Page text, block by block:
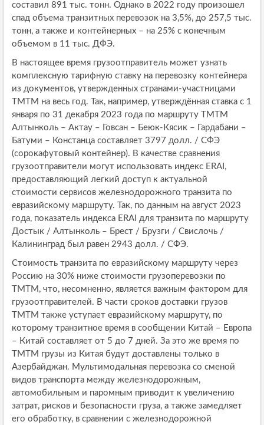
составил 891 тыс. тонн. Однако в 2022 году произошел
спад объема транзитных перевозок на 3,5%, до 257,5 тыс.
тонн, а также и контейнерных – на 25% с конечным
объемом в 11 тыс. ДФЭ.
В настоящее время грузоотправитель может узнать
комплексную тарифную ставку на перевозку контейнера
из документов, утвержденных странами-участницами
ТМТМ на весь год. Так, например, утверждённая ставка с 1
января по 31 декабря 2023 года по маршруту ТМТМ
Алтынколь – Актау – Говсан – Беюк-Кясик – Гардабани –
Батуми – Констанца составляет 3797 долл. / СФЭ
(сорокафутовый контейнер). В качестве сравнения
грузоотправители могут использовать индекс ERAI,
предоставляющий легкий доступ к актуальной
стоимости сервисов железнодорожного транзита по
евразийскому маршруту. Так, по данным на август 2023
года, показатель индекса ERAI для транзита по маршруту
Достык / Алтынколь – Брест / Брузги / Свислочь /
Калининград был равен 2943 долл. / СФЭ.
Стоимость транзита по евразийскому маршруту через
Россию на 30% ниже стоимости грузоперевозки по
ТМТМ, что, несомненно, является важным фактором для
грузоотправителей. В части сроков доставки грузов
ТМТМ также уступает евразийскому маршруту, по
которому транзитное время в сообщении Китай – Европа
– Китай составляет от 5 до 7 дней. За это же время по
ТМТМ грузы из Китая будут доставлены только в
Азербайджан. Мультимодальная перевозка со сменой
видов транспорта между железнодорожным,
автомобильным и паромным приводит к увеличению
затрат, рисков и безопасности груза, а также замедляет
его обработку, в сравнении с железнодорожной